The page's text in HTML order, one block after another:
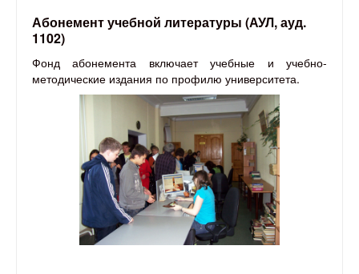
Абонемент учебной литературы (АУЛ, ауд.
1102)
Фонд абонемента включает учебные и учебно-
методические издания по профилю университета.